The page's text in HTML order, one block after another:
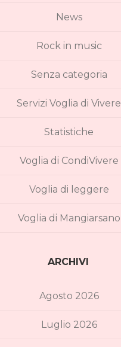
News
Rock in music
Senza categoria
Servizi Voglia di Vivere
Statistiche
Voglia di CondiVivere
Voglia di leggere
Voglia di Mangiarsano
ARCHIVI
Agosto 2026
Luglio 2026